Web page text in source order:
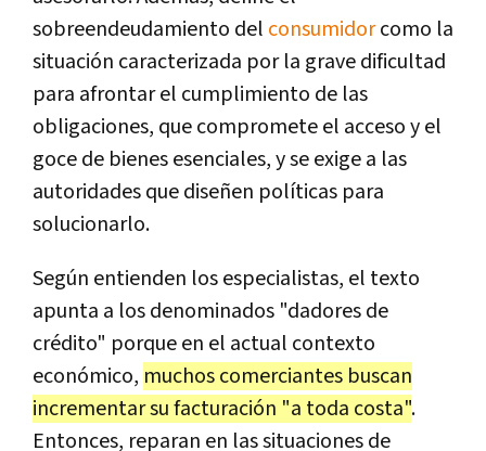
sobreendeudamiento del consumidorcomo la
situación caracterizada por la grave dificultad
para afrontar el cumplimiento de las
obligaciones, que compromete el acceso y el
goce de bienes esenciales, y se exige a las
autoridades que diseñen políticas para
solucionarlo.
Según entienden los especialistas, el texto
apunta a los denominados "dadores de
crédito" porque en el actual contexto
económico, muchos comerciantes buscan
incrementar su facturación "a toda costa".
Entonces, reparan en las situaciones de